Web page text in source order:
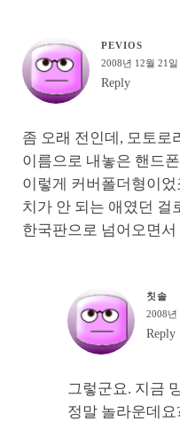
PEVIOS
2008년 12월 21일
Reply
좀 오래 전인데, 모토
이름으로 내놓은 핸드
이렇게 커버폴더형이
치가 안 되는 애였던 걸
한국판으로 넘어오면
칫솔
2008년
Reply
그렇군요. 지금
정말 놀라운데